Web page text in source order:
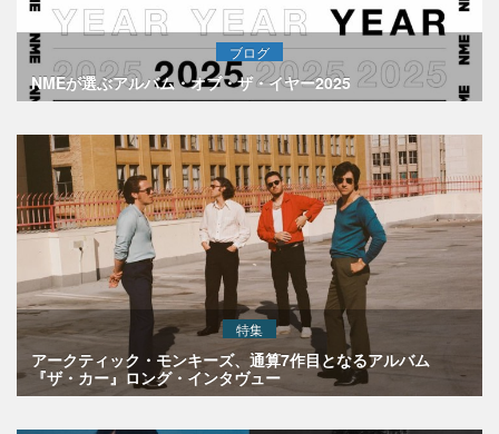
ブログ
NMEが選ぶアルバム・オブ・ザ・イヤー2025
特集
アークティック・モンキーズ、通算7作目となるアルバム
『ザ・カー』ロング・インタヴュー